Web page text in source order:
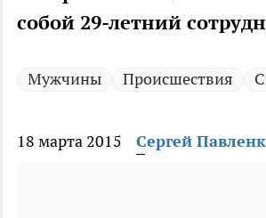
собой 29-летний
Мужчины Происшествия
18 марта 2015 Сергей